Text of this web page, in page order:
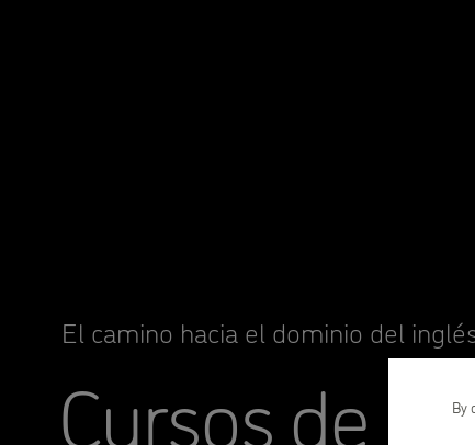
El camino hacia el dominio del
Cursos de
By